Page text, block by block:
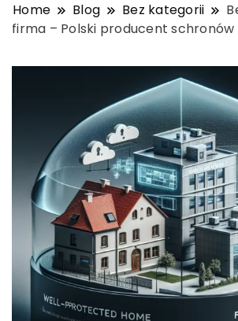
Home Blog Bez kategorii
firma – Polski producent